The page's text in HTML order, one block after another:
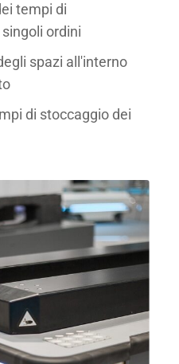
tempi di
ordini
spazi all'interno
di stoccaggio dei